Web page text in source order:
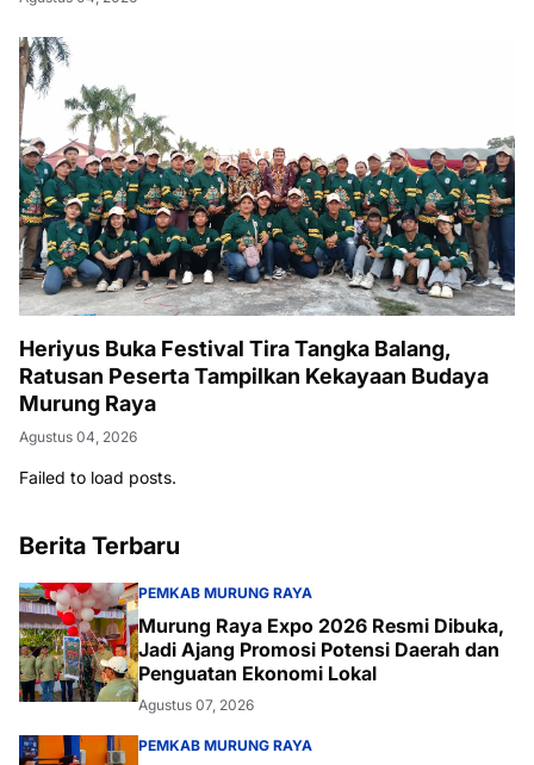
Heriyus Buka Festival Tira Tangka Balang,
Ratusan Peserta Tampilkan Kekayaan Budaya
Murung Raya
Agustus 04, 2026
Failed to load posts.
Berita Terbaru
PEMKAB MURUNG RAYA
Murung Raya Expo 2026 Resmi Dibuka,
Jadi Ajang Promosi Potensi Daerah dan
Penguatan Ekonomi Lokal
Agustus 07, 2026
PEMKAB MURUNG RAYA